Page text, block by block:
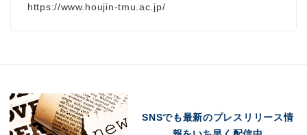
https://www.houjin-tmu.ac.jp/
SNSでも最新のプレスリリース情